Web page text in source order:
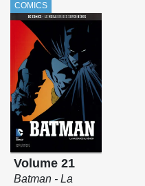
COMICS
Volume 21
Batman - La